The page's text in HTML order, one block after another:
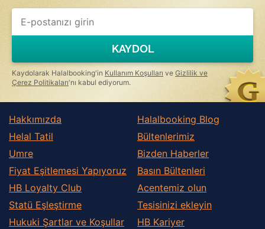
KAYDOL
Kaydolarak Halalbooking'in Kullanım Koşulları ve Gizlilik ve
Çerez Politikaları'nı kabul ediyorum.
Hakkımızda
Helal Tatil
Umre
Fiyat Eşitlemesi Yapıyoruz
HB Loyalty Club
Statü Eşleştirme
Hukuki Şartlar ve Koşullar
Halalbooking Blog
Bültenlerimiz
Bizden Haberler
Basın Bültenleri
Acentemiz olun
Tesisinizi ekleyin
HB Kariyer